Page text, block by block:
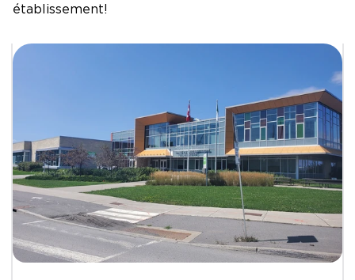
établissement!